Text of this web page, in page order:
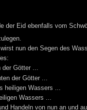
der Eid ebenfalls vom
nun den Segen des
der Götter ...
der Götter ...
heiligen Wassers ...
Wassers ...
Handeln von nun an und